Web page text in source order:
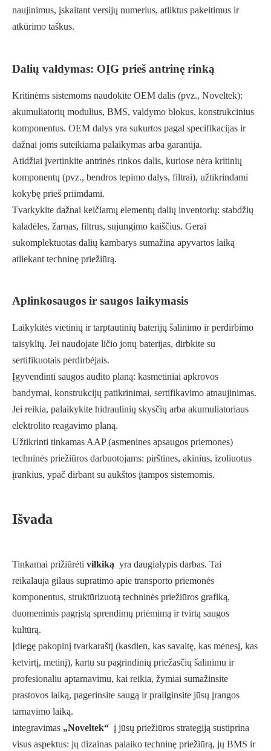
naujinimus, įskaitant versijų numerius, atliktus pakeitimus ir
atkūrimo taškus.
Dalių valdymas: OĮG prieš antrinę rinką
Kritinėms sistemoms naudokite OEM dalis (pvz., Noveltek):
akumuliatorių modulius, BMS, valdymo blokus, konstrukcinius
komponentus. OEM dalys yra sukurtos pagal specifikacijas ir
dažnai joms suteikiama palaikymas arba garantija.
Atidžiai įvertinkite antrinės rinkos dalis, kuriose nėra kritinių
komponentų (pvz., bendros tepimo dalys, filtrai), užtikrindami
kokybę prieš priimdami.
Tvarkykite dažnai keičiamų elementų dalių inventorių: stabdžių
kaladėles, žarnas, filtrus, sujungimo kaiščius. Gerai
sukomplektuotas dalių kambarys sumažina apyvartos laiką
atliekant techninę priežiūrą.
Aplinkosaugos ir saugos laikymasis
Laikykitės vietinių ir tarptautinių baterijų šalinimo ir perdirbimo
taisyklių. Jei naudojate ličio jonų baterijas, dirbkite su
sertifikuotais perdirbėjais.
Įgyvendinti saugos audito planą: kasmetiniai apkrovos
bandymai, konstrukcijų patikrinimai, sertifikavimo atnaujinimas.
Jei reikia, palaikykite hidraulinių skysčių arba akumuliatoriaus
elektrolito reagavimo planą.
Užtikrinti tinkamas AAP (asmenines apsaugos priemones)
techninės priežiūros darbuotojams: pirštines, akinius, izoliuotus
įrankius, ypač dirbant su aukštos įtampos sistemomis.
Išvada
Tinkamai prižiūrėti vilkiką yra daugialypis darbas. Tai
reikalauja gilaus supratimo apie transporto priemonės
komponentus, struktūrizuotą techninės priežiūros grafiką,
duomenimis pagrįstą sprendimų priėmimą ir tvirtą saugos
kultūrą.
Įdiegę pakopinį tvarkaraštį (kasdien, kas savaitę, kas mėnesį, kas
ketvirtį, metinį), kartu su pagrindinių priežasčių šalinimu ir
profesionaliu aptarnavimu, kai reikia, žymiai sumažinsite
prastovos laiką, pagerinsite saugą ir prailginsite jūsų įrangos
tarnavimo laiką.
integravimas „Noveltek“ į jūsų priežiūros strategiją sustiprina
visus aspektus: jų dizainas palaiko techninę priežiūrą, jų BMS ir